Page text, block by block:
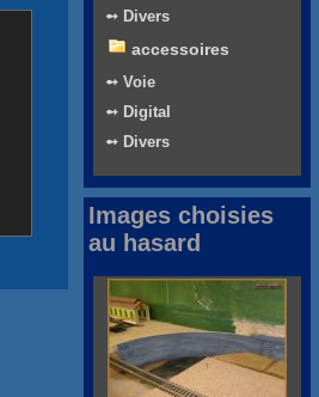
➻ Divers
accessoires
➻ Voie
➻ Digital
➻ Divers
Images choisies
au hasard